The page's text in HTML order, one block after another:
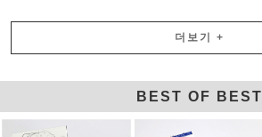
더보기 +
BEST OF BEST